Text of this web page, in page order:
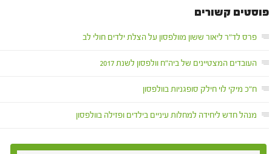
פוסטים קשורים
פרס לד"ר ליאור ששון מוולפסון על הצלת ילדים חולי לב
העובדים המצטיינים של ביה"ח וולפסון לשנת 2017
ח"כ מיקי לוי חילק סופגניות בוולפסון
מנהל חדש ליחידה למחלות עיניים בילדים ופזילה בוולפסון